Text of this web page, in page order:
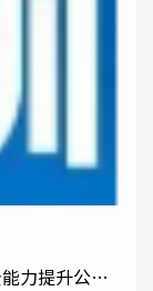
力提升公益